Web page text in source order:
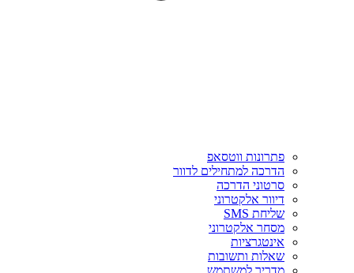
פתרונות ווטסאפ
הדרכה למתחילים לדוור
סרטוני הדרכה
דיוור אלקטרוני
שליחת SMS
מסחר אלקטרוני
אינטגרציות
שאלות ותשובות